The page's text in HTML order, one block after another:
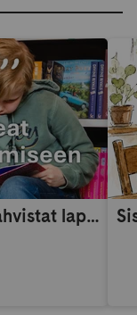
Sisufyn elokuun blogi: Näin vahvistat lapsen itsetuntoa someaikana